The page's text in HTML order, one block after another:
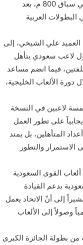
سباق 200 م، إضافة إلى مساعد السبيعي في سباق 800 م، بعد
العربية
العميد علي الشيخي، إلى
لاعب سعودي يتأهل
فيما انضم مساعد
الألعاب الخليجية،
لاعبين في النسخة
على تطور العمل
المتأهلين، بل يمتد
الاستمرار والتطور
القوى السعودية
بدعم القيادة
ومستهدفات رؤية المملكة 2030، مشيراً إلى أنّ الاتحاد يعمل
وصولاً إلى الألعاب
بطولة الجائزة الكبرى